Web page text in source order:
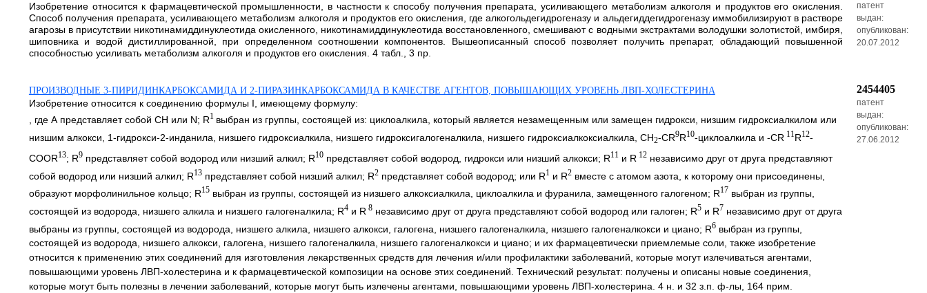
Изобретение относится к фармацевтической промышленности, в частности к способу получения препарата, усиливающего метаболизм алкоголя и продуктов его окисления.
Способ получения препарата, усиливающего метаболизм алкоголя и продуктов его окисления, где алкогольдегидрогеназу и альдегиддегидрогеназу иммобилизируют в растворе
агарозы в присутствии никотинамиддинуклеотида окисленного, никотинамиддинуклеотида восстановленного, смешивают с водными экстрактами володушки золотистой, имбиря,
шиповника и водой дистиллированной, при определенном соотношении компонентов. Вышеописанный способ позволяет получить препарат, обладающий повышенной
способностью усиливать метаболизм алкоголя и продуктов его окисления. 4 табл., 3 пр.
патент
выдан:
опубликован:
20.07.2012
ПРОИЗВОДНЫЕ 3-ПИРИДИНКАРБОКСАМИДА И 2-ПИРАЗИНКАРБОКСАМИДА В КАЧЕСТВЕ АГЕНТОВ, ПОВЫШАЮЩИХ УРОВЕНЬ ЛВП-ХОЛЕСТЕРИНА
Изобретение относится к соединению формулы I, имеющему формулу:
, где А представляет собой CH или N; R1 выбран из группы, состоящей из: циклоалкила, который является незамещенным или замещен гидрокси, низшим гидроксиалкилом или
низшим алкокси, 1-гидрокси-2-инданила, низшего гидроксиалкила, низшего гидроксигалогеналкила, низшего гидроксиалкоксиалкила, СН2-CR9R10-циклоалкила и -CR 11R12-
COOR13; R9представляет собой водород или низший алкил; R10представляет собой водород, гидрокси или низший алкокси; R11и R 12независимо друг от друга представляют
собой водород или низший алкил; R13представляет собой низший алкил; R2представляет собой водород; или R1и R2вместе с атомом азота, к которому они присоединены,
образуют морфолинильное кольцо; R15выбран из группы, состоящей из низшего алкоксиалкила, циклоалкила и фуранила, замещенного галогеном; R17 выбран из группы,
состоящей из водорода, низшего алкила и низшего галогеналкила; R4и R 8независимо друг от друга представляют собой водород или галоген; R5и R7 независимо друг от друга
выбраны из группы, состоящей из водорода, низшего алкила, низшего алкокси, галогена, низшего галогеналкила, низшего галогеналкокси и циано; R6выбран из группы,
состоящей из водорода, низшего алкокси, галогена, низшего галогеналкила, низшего галогеналкокси и циано; и их фармацевтически приемлемые соли, также изобретение
относится к применению этих соединений для изготовления лекарственных средств для лечения и/или профилактики заболеваний, которые могут излечиваться агентами,
повышающими уровень ЛВП-холестерина и к фармацевтической композиции на основе этих соединений. Технический результат: получены и описаны новые соединения,
которые могут быть полезны в лечении заболеваний, которые могут быть излечены агентами, повышающими уровень ЛВП-холестерина. 4 н. и 32 з.п. ф-лы, 164 прим.
2454405
патент
выдан:
опубликован:
27.06.2012